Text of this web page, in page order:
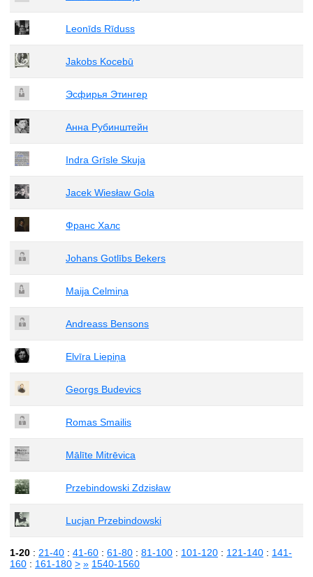
Leonīds Rīduss
Jakobs Kocebū
Эсфирья Этингер
Анна Рубинштейн
Indra Grīsle Skuja
Jacek Wiesław Gola
Франс Халс
Johans Gotlībs Bekers
Maija Celmiņa
Andreass Bensons
Elvīra Liepiņa
Georgs Budevics
Romas Smailis
Mālīte Mitrēvica
Przebindowski Zdzisław
Lucjan Przebindowski
1-20 : 21-40 : 41-60 : 61-80 : 81-100 : 101-120 : 121-140 : 141-
160 : 161-180 > » 1540-1560